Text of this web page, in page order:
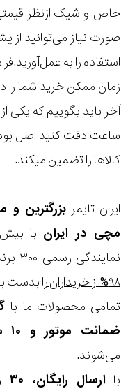
خاص و شیک ازنظر
صورت نیاز می‌توانید از
استفاده را به
زمان ممکن خرید شما را
آخر باید بگوییم که یکی
ساعت دقت کنید اصل
کالاها را تضمین میکند.
ایران تایمر بزرگترین و
مچی در ایران
نمایندگی رسمی ۳۰۰ برند جهانی است و توانسته ایم
۹۸% از خریداران
را بدست
تمامی محصولات ما با
ضمانت موتور و ۱۰ سال تعویض رایگان باتری
می‌شوند.
با